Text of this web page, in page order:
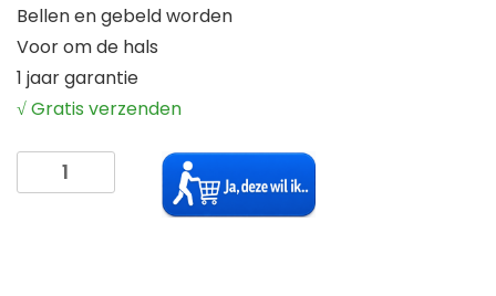
Bellen en gebeld worden
Voor om de hals
1 jaar garantie
√ Gratis verzenden
Alarmknop
voor